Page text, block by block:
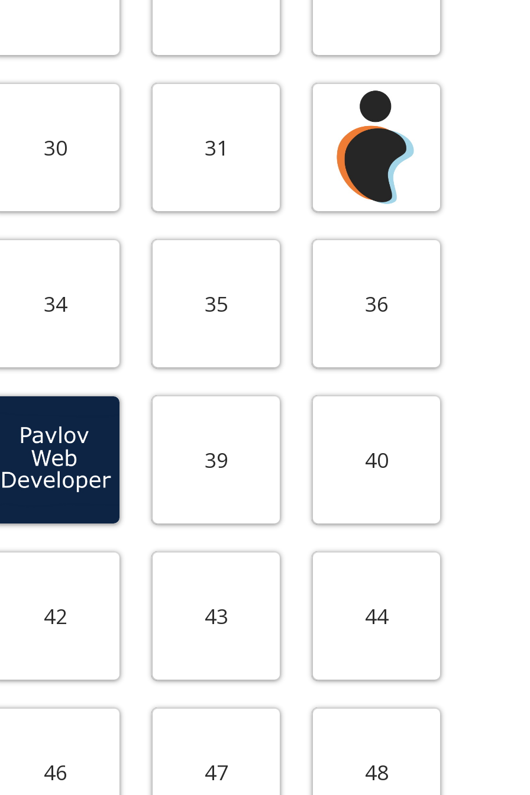
30 31
34 35 36
39 40
42 43 44
46 47 48